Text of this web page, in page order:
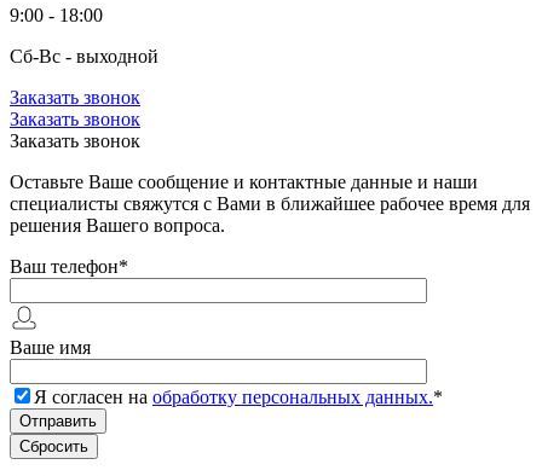
9:00 - 18:00
Сб-Вс - выходной
Заказать звонок
Заказать звонок
Заказать звонок
Оставьте Ваше сообщение и контактные данные и наши
специалисты свяжутся с Вами в ближайшее рабочее время для
решения Вашего вопроса.
Ваш телефон*
Ваше имя
Я согласен на обработку персональных данных.*